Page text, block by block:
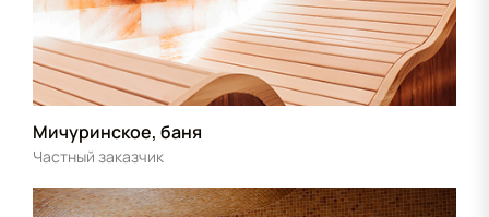
Мичуринское, баня
Частный заказчик